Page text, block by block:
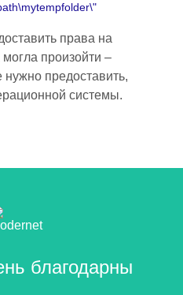
права на
могла произойти –
предоставить,
системы.
благодарны